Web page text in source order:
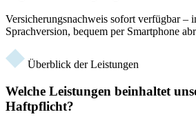
Versicherungsnachweis sofort verfügbar –
Sprachversion, bequem per Smartphone
Überblick der Leistungen
Welche Leistungen beinhaltet
Haftpflicht?